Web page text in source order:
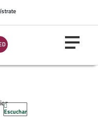
Escuchar